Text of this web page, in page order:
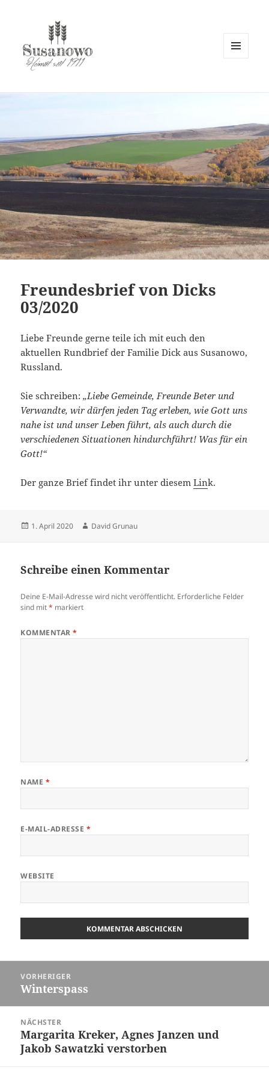
Freundesbrief von Dicks
03/2020
Liebe Freunde gerne teile ich mit euch den
aktuellen Rundbrief der Familie Dick aus Susanowo,
Russland.
Sie schreiben:„Liebe Gemeinde, Freunde Beter und
Verwandte, wir dürfen jeden Tag erleben, wie Gott uns
nahe ist und unser Leben führt, als auch durch die
verschiedenen Situationen hindurchführt! Was für ein
Gott!“
Der ganze Brief findet ihr unter diesemLink.
Veröffentlicht
1. April 2020 Autor
David Grunau
Schreibe einen Kommentar
Deine E-Mail-Adresse wird nicht veröffentlicht. Erforderliche Felder
sind mit* markiert
KOMMENTAR*
NAME *
E-MAIL-ADRESSE *
WEBSITE
VORHERIGER
Vorheriger
Winterspass
NÄCHSTER
Nächster
Beitrag:
Margarita Kreker, Agnes Janzen und
Jakob Sawatzki verstorben